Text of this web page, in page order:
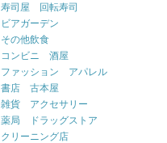
寿司屋 回転寿司
ビアガーデン
その他飲食
コンビニ 酒屋
ファッション アパレル
書店 古本屋
雑貨 アクセサリー
薬局 ドラッグストア
クリーニング店